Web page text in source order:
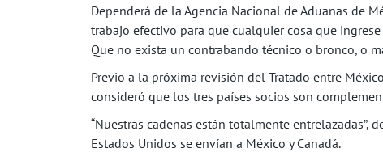
Dependerá de la Agencia Nacional de Aduanas de
trabajo efectivo para que cualquier cosa que
Que no exista un contrabando técnico o bronco, o
Previo a la próxima revisión del Tratado entre
consideró que los tres países socios son
“Nuestras cadenas están totalmente entrelazadas”,
Estados Unidos se envían a México y Canadá.